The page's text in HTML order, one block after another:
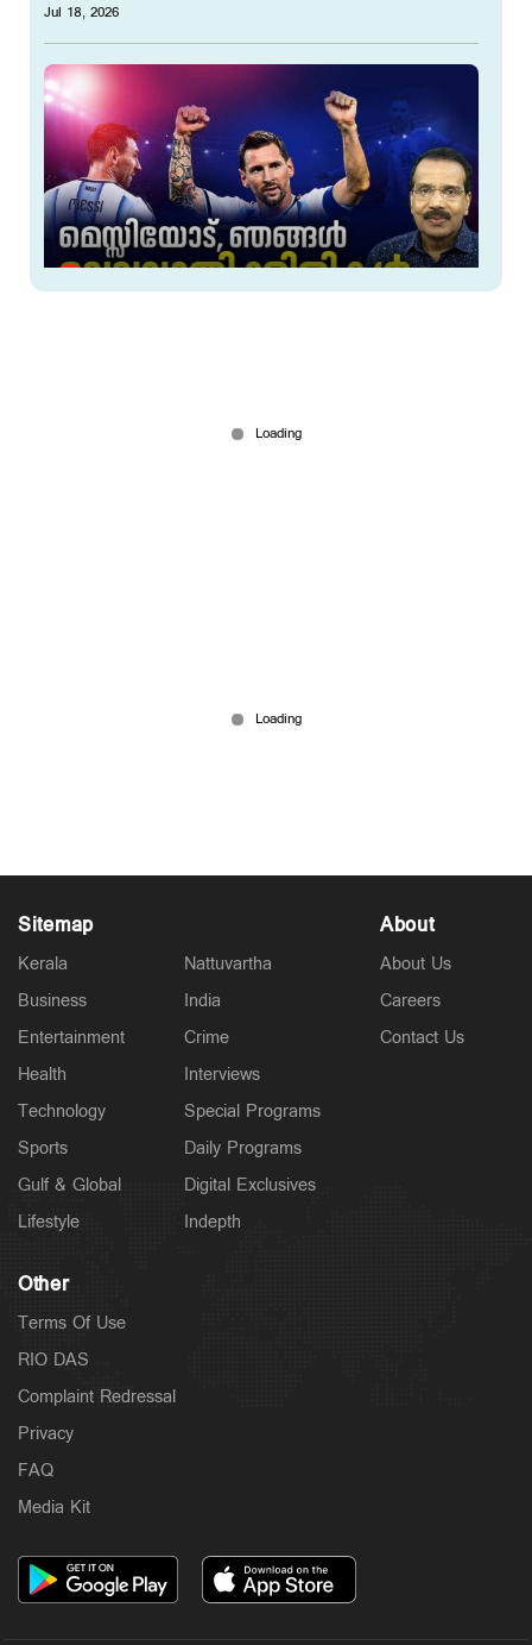
Jul 18, 2026
തൊടാം?; ചാംപ്യന്‍മാര്‍ക്ക് ലഭിക്കുന്നത്
Sitemap
Kerala
Business
Entertainment
Health
Technology
Sports
Gulf & Global
Lifestyle
Nattuvartha
India
Crime
Interviews
Special Programs
Daily Programs
Digital Exclusives
Indepth
About
About Us
Careers
Contact Us
Other
Terms Of Use
RIO DAS
Complaint Redressal
Privacy
FAQ
Media Kit